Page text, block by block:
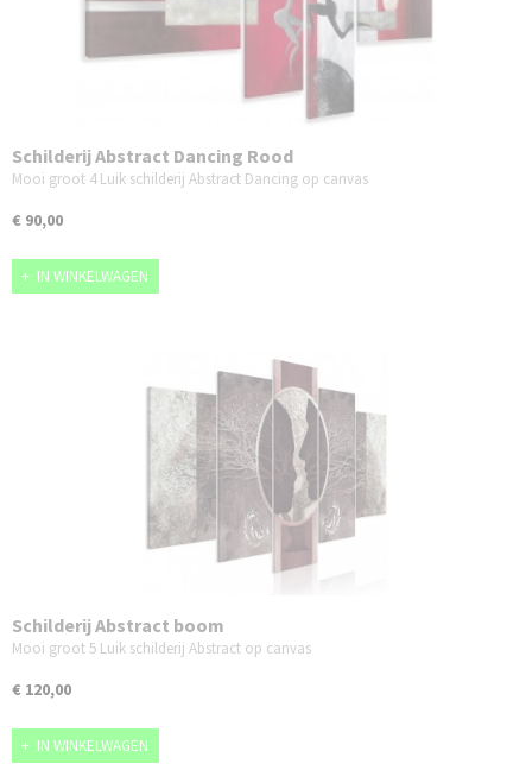
Schilderij Abstract Dancing Rood
Mooi groot 4 Luik schilderij Abstract Dancing op canvas
€ 90,00
IN WINKELWAGEN
Schilderij Abstract boom
Mooi groot 5 Luik schilderij Abstract op canvas
€ 120,00
IN WINKELWAGEN